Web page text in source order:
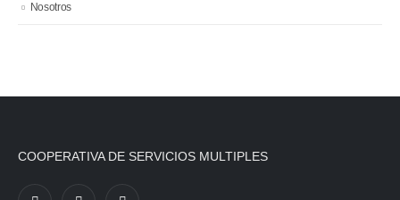
Nosotros
COOPERATIVA DE SERVICIOS MULTIPLES